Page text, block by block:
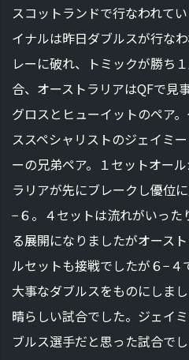
スコットランドで行なわれて
イナルは昨日ダブルスが行な
レーに破れ、トミックが勝ち
合、オーストラリアはQFで見
グロスとヒューイットのペア
ススペシャリストのジェイミ
ーの兄弟ペア。１セットオー
ラリアが先にブレークし優位
−６。４セットは流れがいっ
る展開になりましたがオース
ルセットも接戦でしたが６−
大事なダブルスをものにしま
晴らしい試合でした。ジェイ
ブルス選手だと思った試合でし